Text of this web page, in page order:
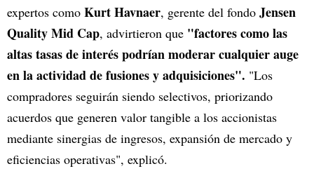
expertos como Kurt Havnaer, gerente del fondo Jensen
Quality Mid Cap, advirtieron que "factores como las
altas tasas de interés podrían moderar cualquier auge
en la actividad de fusiones y adquisiciones". "Los
compradores seguirán siendo selectivos, priorizando
acuerdos que generen valor tangible a los accionistas
mediante sinergias de ingresos, expansión de mercado y
eficiencias operativas", explicó.